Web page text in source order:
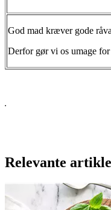
God mad kræver gode
Derfor gør vi os umage
Relevante